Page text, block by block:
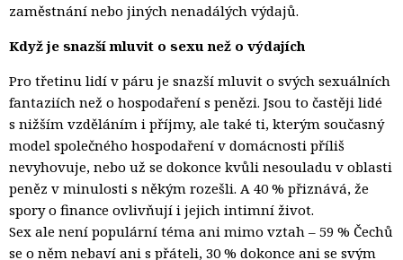
zaměstnání nebo jiných nenadálých výdajů.
Když je snazší mluvit o sexu než o výdajích
Pro třetinu lidí v páru je snazší mluvit o svých sexuálních
fantaziích než o hospodaření s penězi. Jsou to častěji lidé
s nižším vzděláním i příjmy, ale také ti, kterým současný
model společného hospodaření v domácnosti příliš
nevyhovuje, nebo už se dokonce kvůli nesouladu v oblasti
peněz v minulosti s někým rozešli. A 40 % přiznává, že
spory o finance ovlivňují i jejich intimní život.
Sex ale není populární téma ani mimo vztah – 59 % Čechů
se o něm nebaví ani s přáteli, 30 % dokonce ani se svým